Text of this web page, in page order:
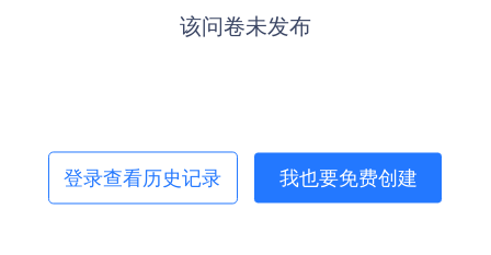
该问卷未发布
登录查看历史记录 我也要免费创建